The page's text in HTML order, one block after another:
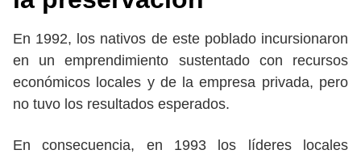
En 1992, los nativos de este poblado incursionaron
en un emprendimiento sustentado con recursos
económicos locales y de la empresa privada, pero
no tuvo los resultados esperados.
En consecuencia, en 1993 los líderes locales